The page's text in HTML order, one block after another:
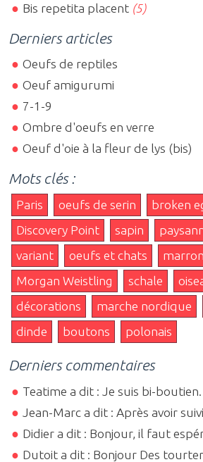
Bis repetita placent (5)
Derniers articles
Oeufs de reptiles
Oeuf amigurumi
7-1-9
Ombre d'oeufs en verre
Oeuf d'oie à la fleur de lys (bis)
Mots clés :
Paris oeufs de serin
broken
Discovery Point
sapin
variant
oeufs et chats
Morgan Weistling
schale
décorations
marche nordique
dinde
boutons polonais
Derniers commentaires
Teatime a dit : Je suis bi-boutien.
Jean-Marc a dit : Après avoir
Didier a dit : Bonjour, il faut
Dutoit a dit : Bonjour Des